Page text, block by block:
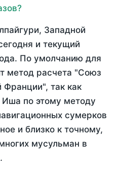
Западной
и текущий
. По умолчанию для
метод расчета "Союз
Франции", так как
по этому методу
сумерков
и близко к точному,
мусульман в